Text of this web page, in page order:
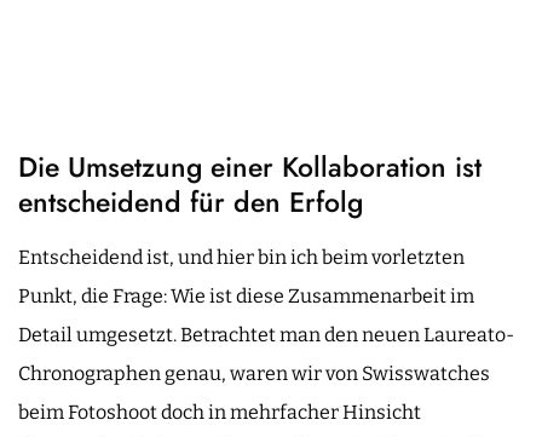
Die Umsetzung einer Kollaboration ist
entscheidend für den Erfolg
Entscheidend ist, und hier bin ich beim vorletzten
Punkt, die Frage: Wie ist diese Zusammenarbeit im
Detail umgesetzt. Betrachtet man den neuen Laureato-
Chronographen genau, waren wir von Swisswatches
beim Fotoshoot doch in mehrfacher Hinsicht